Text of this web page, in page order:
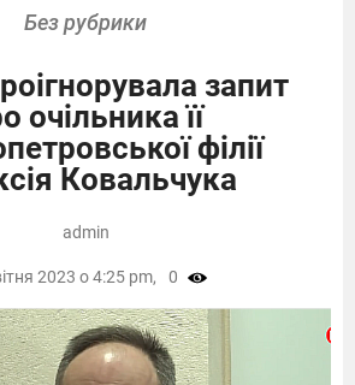
Без рубрики
запит
очільника її
філії
Ковальчука
admin
2023 о 4:25 pm, 0